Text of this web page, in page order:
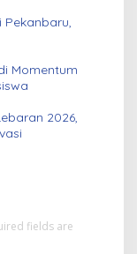
Pekanbaru,
Momentum
2026,
fields are